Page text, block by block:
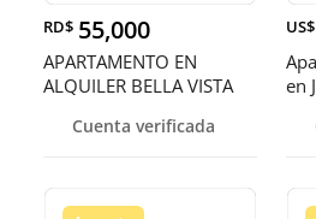
RD$ 55,000
APARTAMENTO EN
ALQUILER BELLA VISTA
Cuenta verificada
US$
en